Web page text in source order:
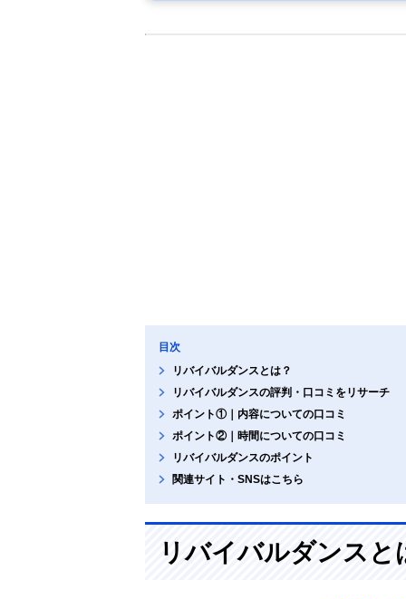
目次
リバイバルダンスとは？
リバイバルダンスの評判・口コミをリサーチ
ポイント①｜内容についての口コミ
ポイント②｜時間についての口コミ
リバイバルダンスのポイント
関連サイト・SNSはこちら
リバイバルダンスと